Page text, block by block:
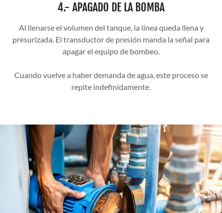
4.- APAGADO DE LA BOMBA
Al llenarse el volumen del tanque, la línea queda llena y
presurizada. El transductor de presión manda la señal para
apagar el equipo de bombeo.
Cuando vuelve a haber demanda de agua, este proceso se
repite indefinidamente.